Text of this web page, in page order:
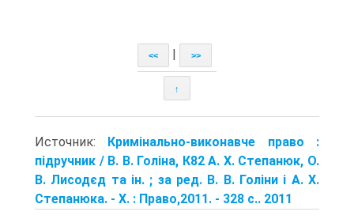
<< >>
↑
Источник: Кримінально-виконавче право :
підручник / В. В. Голіна, К82 А. Х. Степанюк, О.
В. Лисодєд та ін. ; за ред. В. В. Голіни і А. Х.
Сте­панюка. - Х. : Право,2011. - 328 с.. 2011